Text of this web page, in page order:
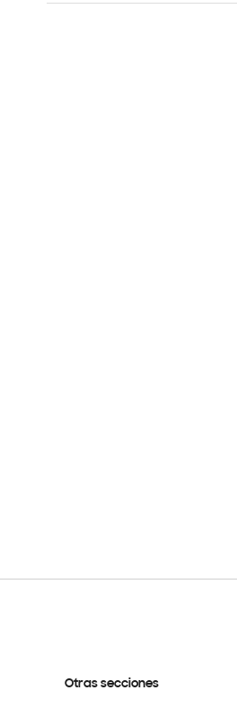
Otras secciones